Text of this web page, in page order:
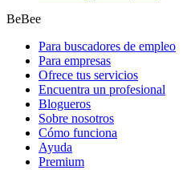
BeBee
Para buscadores de empleo
Para empresas
Ofrece tus servicios
Encuentra un profesional
Blogueros
Sobre nosotros
Cómo funciona
Ayuda
Premium